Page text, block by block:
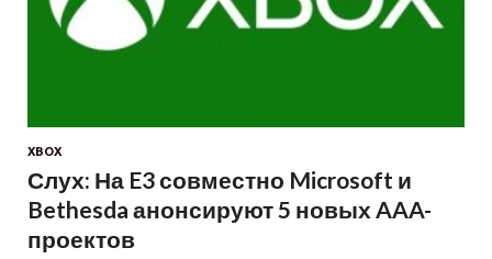
XBOX
Слух: На E3 совместно Microsoft и
Bethesda анонсируют 5 новых AAA-
проектов